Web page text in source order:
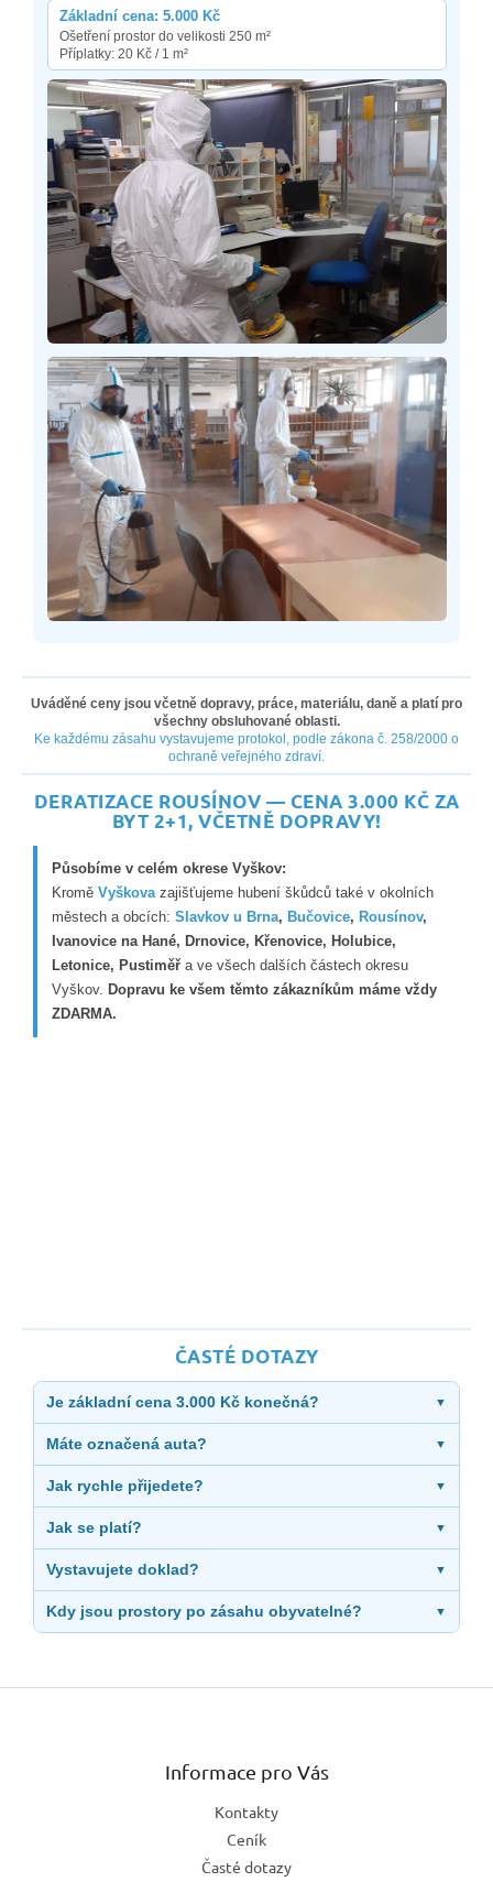
Základní cena: 5.000 Kč
Ošetření prostor do velikosti 250 m²
Příplatky: 20 Kč / 1 m²
Uváděné ceny jsou včetně dopravy, práce, materiálu, daně a platí pro
všechny obsluhované oblasti.
Ke každému zásahu vystavujeme protokol, podle zákona č. 258/2000 o
ochraně veřejného zdraví.
DERATIZACE ROUSÍNOV — CENA 3.000 KČ ZA
BYT 2+1, VČETNĚ DOPRAVY!
Působíme v celém okrese Vyškov:
Kromě Vyškovazajišťujeme hubení škůdců také v okolních
městech a obcích: Slavkov u Brna, Bučovice, Rousínov,
Ivanovice na Hané, Drnovice, Křenovice, Holubice,
Letonice, Pustiměřa ve všech dalších částech okresu
Vyškov. Dopravu ke všem těmto zákazníkům máme vždy
ZDARMA.
ČASTÉ DOTAZY
Je základní cena 3.000 Kč konečná? ▼
Máte označená auta? ▼
Jak rychle přijedete? ▼
Jak se platí? ▼
Vystavujete doklad? ▼
Kdy jsou prostory po zásahu obyvatelné? ▼
Z
Informace pro Vás
Kontakty
Ceník
Časté dotazy